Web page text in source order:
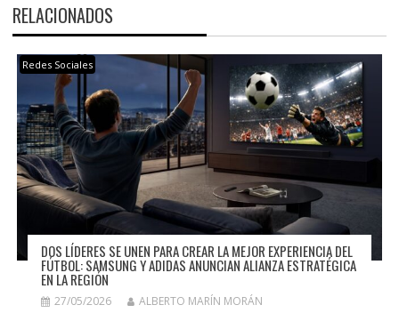
RELACIONADOS
Redes Sociales
DOS LÍDERES SE UNEN PARA CREAR LA MEJOR EXPERIENCIA DEL
FÚTBOL: SAMSUNG Y ADIDAS ANUNCIAN ALIANZA ESTRATÉGICA
EN LA REGIÓN
27/05/2026 ALBERTO MARÍN MORÁN